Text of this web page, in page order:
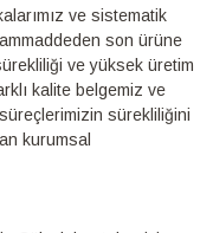
ve sistematik
son ürüne
ve yüksek üretim
kalite belgemiz ve
sürekliliğini
kurumsal